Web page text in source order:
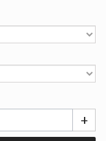
+